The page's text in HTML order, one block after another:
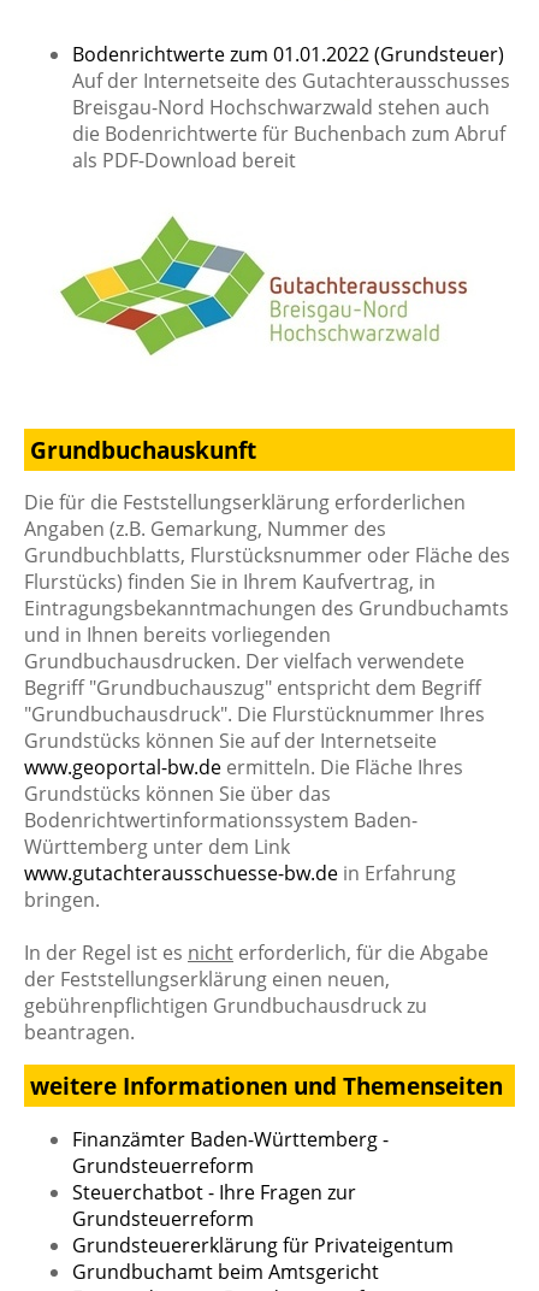
Bodenrichtwerte zum 01.01.2022 (Grundsteuer)
Auf der Internetseite des Gutachterausschusses
Breisgau-Nord Hochschwarzwald stehen auch
die Bodenrichtwerte für Buchenbach zum Abruf
als PDF-Download bereit
Grundbuchauskunft
Die für die Feststellungserklärung erforderlichen
Angaben (z.B. Gemarkung, Nummer des
Grundbuchblatts, Flurstücksnummer oder Fläche des
Flurstücks) finden Sie in Ihrem Kaufvertrag, in
Eintragungsbekanntmachungen des Grundbuchamts
und in Ihnen bereits vorliegenden
Grundbuchausdrucken. Der vielfach verwendete
Begriff "Grundbuchauszug" entspricht dem Begriff
"Grundbuchausdruck". Die Flurstücknummer Ihres
Grundstücks können Sie auf der Internetseite
www.geoportal-bw.de ermitteln. Die Fläche Ihres
Grundstücks können Sie über das
Bodenrichtwertinformationssystem Baden-
Württemberg unter dem Link
www.gutachterausschuesse-bw.de in Erfahrung
bringen.
In der Regel ist es nicht erforderlich, für die Abgabe
der Feststellungserklärung einen neuen,
gebührenpflichtigen Grundbuchausdruck zu
beantragen.
weitere Informationen und Themenseiten
Finanzämter Baden-Württemberg -
Grundsteuerreform
Steuerchatbot - Ihre Fragen zur
Grundsteuerreform
Grundsteuererklärung für Privateigentum
Grundbuchamt beim Amtsgericht